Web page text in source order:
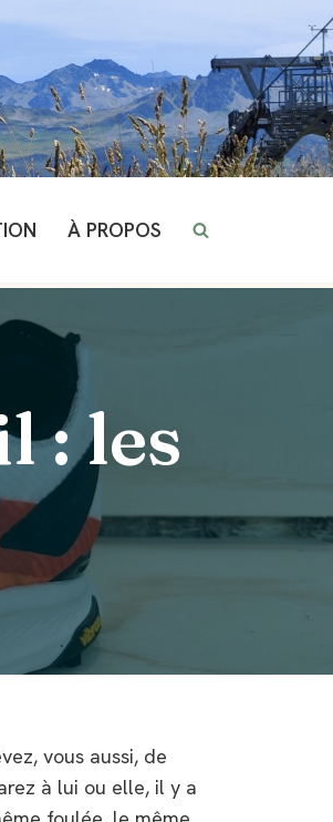
À PROPOS
: les
vous aussi, de
à lui ou elle, il y a